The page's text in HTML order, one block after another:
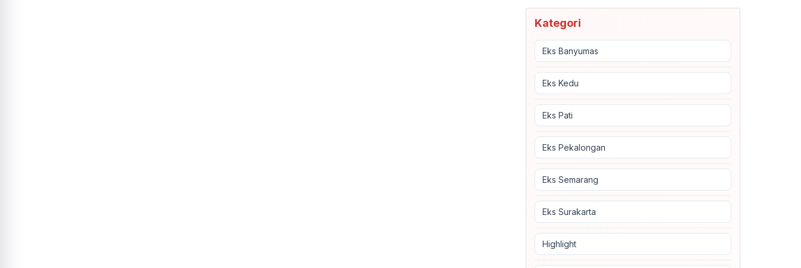
Kategori
Eks Banyumas
Eks Kedu
Eks Pati
Eks Pekalongan
Eks Semarang
Eks Surakarta
Highlight